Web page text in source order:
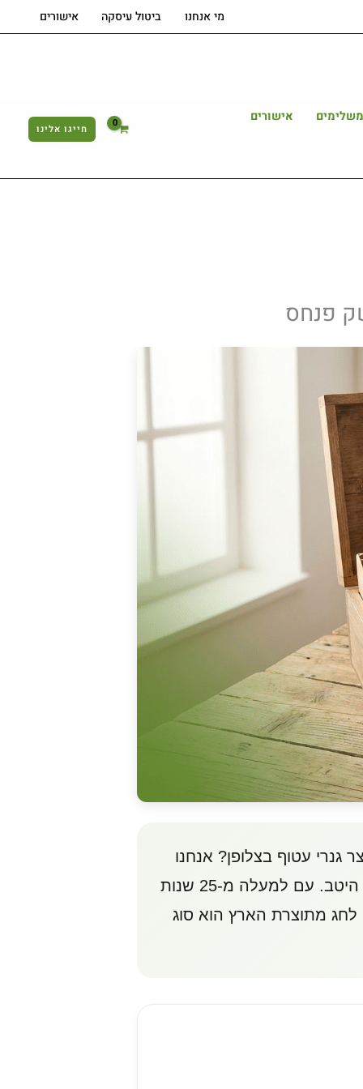
מי אנחנו ביטול עיסקה אישורים
אישורים
חייגו אלינו
פנחס
גנרי עטוף בצלופן? אנחנו
במשק פנחס, חקלאים מדור שני בכפר קיש שבגליל התחתון, מכירים את הדילמה הזו היטב. עם למעלה מ-25 שנות
לחג מתוצרת הארץ הוא סוג